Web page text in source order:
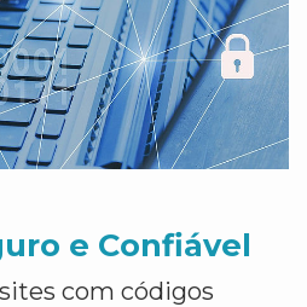
e Confiável
com códigos